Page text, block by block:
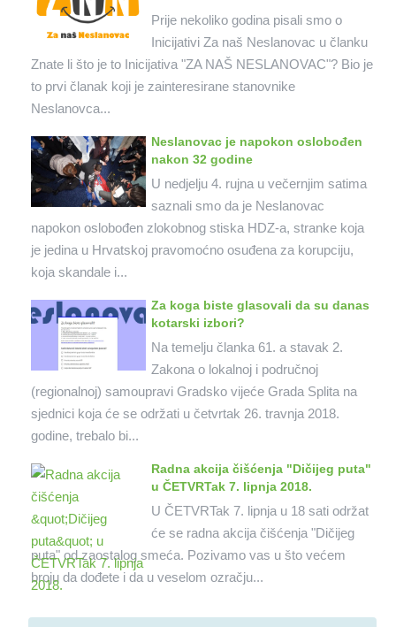
Prije nekoliko godina pisali smo o
Inicijativi Za naš Neslanovac u članku
Znate li što je to Inicijativa "ZA NAŠ NESLANOVAC"? Bio je
to prvi članak koji je zainteresirane stanovnike
Neslanovca...
Neslanovac je napokon oslobođen
nakon 32 godine
U nedjelju 4. rujna u večernjim satima
saznali smo da je Neslanovac
napokon oslobođen zlokobnog stiska HDZ-a, stranke koja
je jedina u Hrvatskoj pravomoćno osuđena za korupciju,
koja skandale i...
Za koga biste glasovali da su danas
kotarski izbori?
Na temelju članka 61. a stavak 2.
Zakona o lokalnoj i područnoj
(regionalnoj) samoupravi Gradsko vijeće Grada Splita na
sjednici koja će se održati u četvrtak 26. travnja 2018.
godine, trebalo bi...
Radna akcija čišćenja "Dičijeg puta"
u ČETVRTak 7. lipnja 2018.
U ČETVRTak 7. lipnja u 18 sati održat
će se radna akcija čišćenja "Dičijeg
puta" od zaostalog smeća. Pozivamo vas u što većem
broju da dođete i da u veselom ozračju...